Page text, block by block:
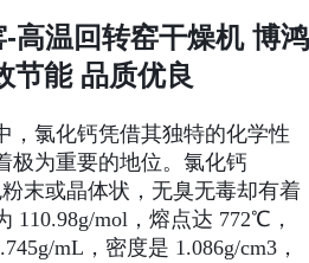
高温回转窑干燥机 博鸿
节能 品质优良
，氯化钙凭借其独特的化学性
极为重要的地位。氯化钙
粉末或晶体状，无臭无毒却有着
110.98g/mol，熔点达 772℃，
mL，密度是 1.086g/cm3，